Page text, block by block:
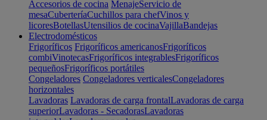
Accesorios de cocina MenajeServicio de
mesaCuberteríaCuchillos para chefVinos y
licoresBotellasUtensilios de cocinaVajillaBandejas
Electrodomésticos
Frigoríficos Frigoríficos americanosFrigoríficos
combiVinotecasFrigoríficos integrablesFrigoríficos
pequeñosFrigoríficos portátiles
Congeladores Congeladores verticalesCongeladores
horizontales
Lavadoras Lavadoras de carga frontalLavadoras de carga
superiorLavadoras - SecadorasLavadoras